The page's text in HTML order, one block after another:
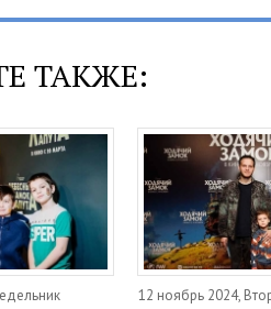
ТАКЖЕ:
12 ноябрь 2024,